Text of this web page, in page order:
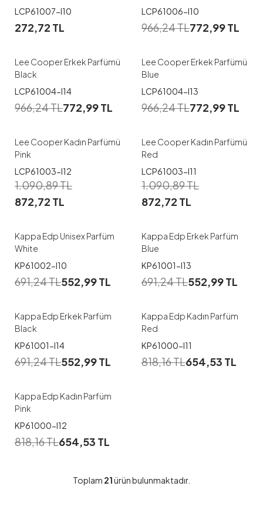
LCP61007-I10
272,72 TL
LCP61006-I10
966,24TL772,99TL
Lee Cooper Erkek Parfümü
Black
LCP61004-I14
966,24TL772,99TL
Lee Cooper Erkek Parfümü
Blue
LCP61004-I13
966,24TL772,99TL
Lee Cooper Kadın Parfümü
Pink
LCP61003-I12
1.090,89TL
872,72 TL
Lee Cooper Kadın Parfümü
Red
LCP61003-I11
1.090,89TL
872,72 TL
Kappa Edp Unisex Parfüm
White
KP61002-I10
691,24TL552,99TL
Kappa Edp Erkek Parfüm
Blue
KP61001-I13
691,24TL552,99TL
Kappa Edp Erkek Parfüm
Black
KP61001-I14
691,24TL552,99TL
Kappa Edp Kadın Parfüm
Red
KP61000-I11
818,16TL654,53 TL
Kappa Edp Kadın Parfüm
Pink
KP61000-I12
818,16TL654,53 TL
Toplam 21ürün bulunmaktadır.